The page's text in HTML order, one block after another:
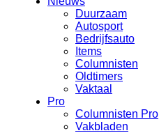
Duurzaam
Autosport
Bedrijfsauto
Items
Columnisten
Oldtimers
Vaktaal
Pro
Columnisten Pro
Vakbladen